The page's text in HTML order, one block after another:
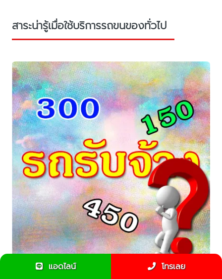
สาระน่ารู้เมื่อใช้บริการรถขนของทั่วไป
แอดไลน์ โทรเลย